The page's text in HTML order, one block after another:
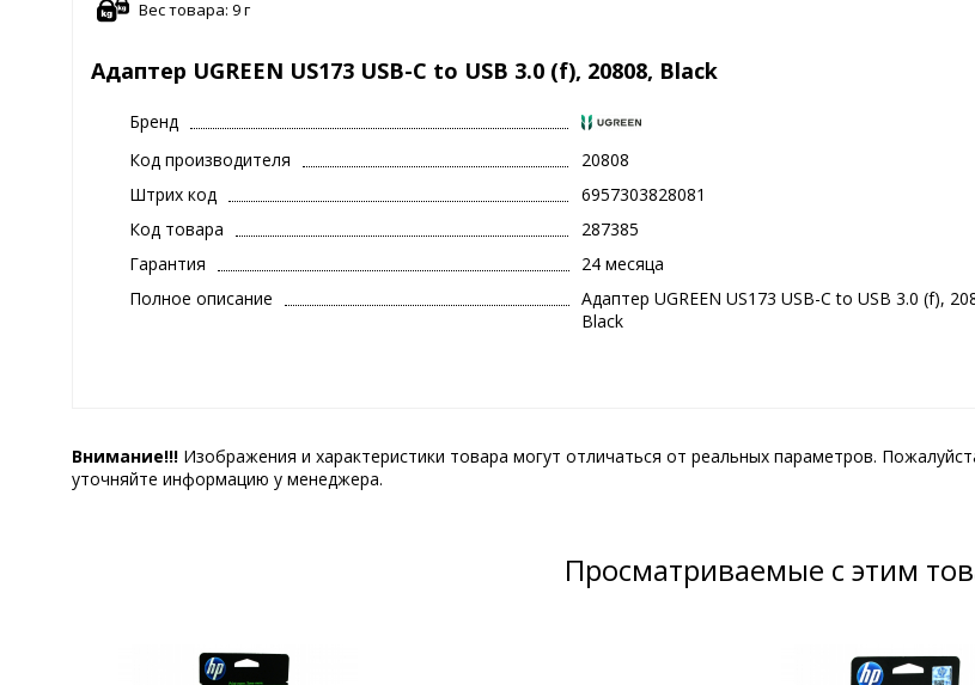
Вес товара: 9 г
Адаптер UGREEN US173 USB-C to USB 3.0 (f), 20808, Black
Бренд
Код производителя
20808
Штрих код
6957303828081
Код товара
287385
Гарантия
24 месяца
Полное описание
Адаптер UGREEN US173 USB-C to USB 3.0 (f),
Black
Внимание!!! Изображения и характеристики товара могут отличаться от реальных параметров.
уточняйте информацию у менеджера.
Просматриваемые с этим